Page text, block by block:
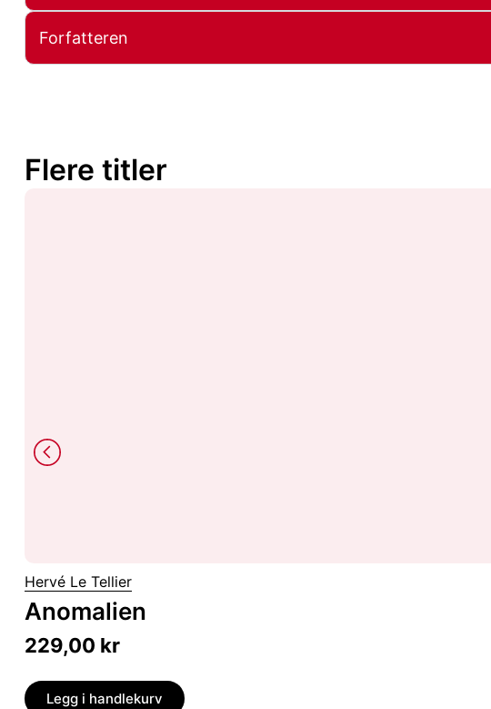
Forfatteren
Flere titler
Hervé Le Tellier
Anomalien
229,00 kr
Legg i handlekurv